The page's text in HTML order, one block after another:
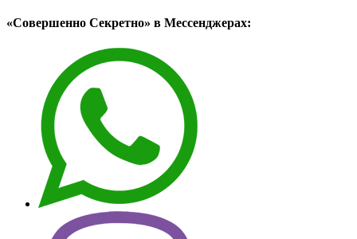
«Совершенно Секретно» в Мессенджерах: